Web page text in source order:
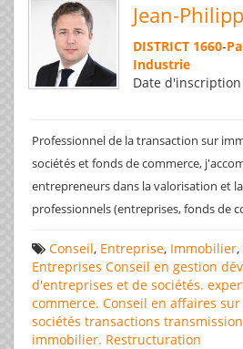
Jean-
DISTRICT 1660-
Industrie
Date d'inscription
Professionnel de la transaction sur
sociétés et fonds de commerce,
entrepreneurs dans la valorisation et
professionnels (entreprises, fonds de
Conseil, Entreprise, Immobilier,
Entreprises Conseil en gestion
d'entreprises et de sociétés.
commerce. Conseil en affaires sur
sociétés transactions
immobilier. Restructuration